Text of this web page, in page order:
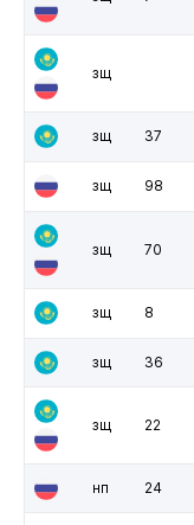
зщ
зщ 37
зщ 98
зщ 70
зщ 8
зщ 36
зщ 22
нп 24